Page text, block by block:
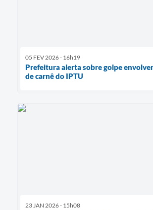
05 FEV 2026 - 16h19
Prefeitura alerta sobre golpe
de carnê do IPTU
23 JAN 2026 - 15h08